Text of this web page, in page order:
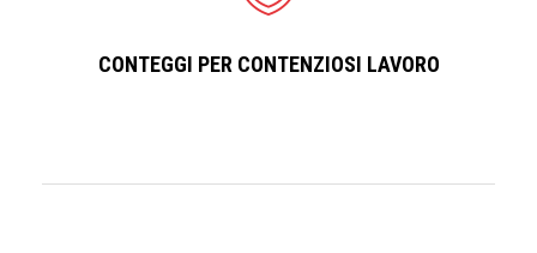
CONTEGGI PER CONTENZIOSI LAVORO